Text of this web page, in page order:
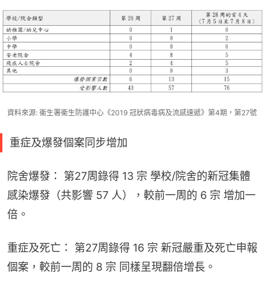
資料來源: 衞生署衞生防護中心《2019 冠狀病毒病及流感速遞》第4期，第27號
重症及爆發個案同步增加
院舍爆發： 第27周錄得 13 宗 學校/院舍的新冠集體
感染爆發（共影響 57 人），較前一周的 6 宗 增加一
倍。
重症及死亡： 第27周錄得 16 宗 新冠嚴重及死亡申報
個案，較前一周的 8 宗 同樣呈現翻倍增長。